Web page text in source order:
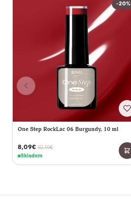
-20%
One Step RockLac 06 Burgundy, 10 ml
8,09€ 10,19€
Skladem